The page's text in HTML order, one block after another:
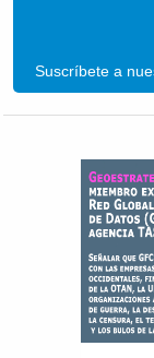
Suscríbete a